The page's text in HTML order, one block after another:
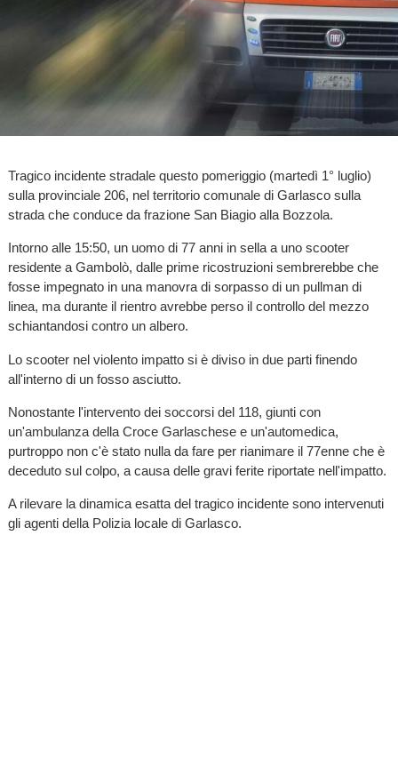
Tragico incidente stradale questo pomeriggio (martedì 1° luglio)
sulla provinciale 206, nel territorio comunale di Garlasco sulla
strada che conduce da frazione San Biagio alla Bozzola.
Intorno alle 15:50, un uomo di 77 anni in sella a uno scooter
residente a Gambolò, dalle prime ricostruzioni sembrerebbe che
fosse impegnato in una manovra di sorpasso di un pullman di
linea, ma durante il rientro avrebbe perso il controllo del mezzo
schiantandosi contro un albero.
Lo scooter nel violento impatto si è diviso in due parti finendo
all'interno di un fosso asciutto.
Nonostante l'intervento dei soccorsi del 118, giunti con
un'ambulanza della Croce Garlaschese e un'automedica,
purtroppo non c'è stato nulla da fare per rianimare il 77enne che è
deceduto sul colpo, a causa delle gravi ferite riportate nell'impatto.
A rilevare la dinamica esatta del tragico incidente sono intervenuti
gli agenti della Polizia locale di Garlasco.